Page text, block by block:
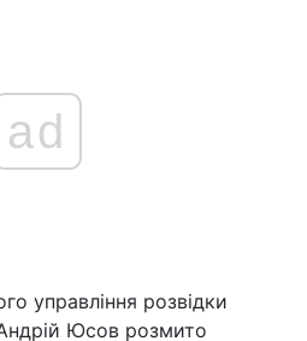
ad
управління розвідки
Юсов розмито